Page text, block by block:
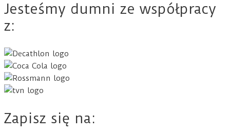
Jesteśmy dumni ze współpracy
z:
Zapisz się na: